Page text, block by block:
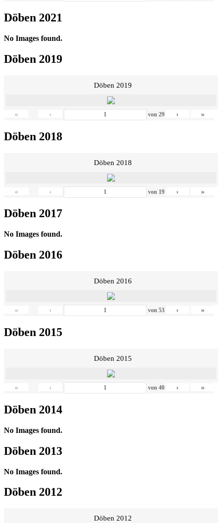
Döben 2021
No Images found.
Döben 2019
Döben 2019
« ‹ von 29 › »
Döben 2018
Döben 2018
« ‹ von 19 › »
Döben 2017
No Images found.
Döben 2016
Döben 2016
« ‹ von 53 › »
Döben 2015
Döben 2015
« ‹ von 40 › »
Döben 2014
No Images found.
Döben 2013
No Images found.
Döben 2012
Döben 2012